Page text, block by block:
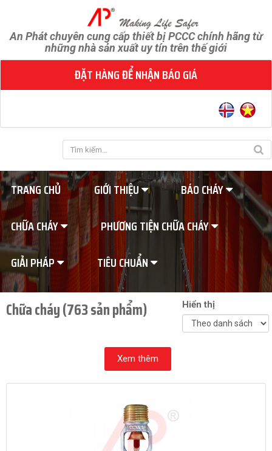
An Phát chuyên cung cấp thiết bị PCCC chính hãng từ
những nhà sản xuất uy tín trên thế giới
ĐẶT HÀNG ĐỂ NHẬN BÁO GIÁ
TRANG CHỦ GIỚI THIỆU
BÁO CHÁY
CHỮA CHÁY
PHƯƠNG TIỆN CHỮA CHÁY
GIẢI PHÁP
TIÊU CHUẨN
Chữa cháy (763 sản phẩm) Hiển thị
Xem thêm